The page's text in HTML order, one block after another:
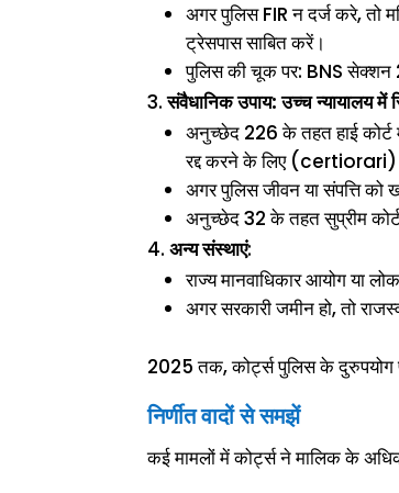
अगर पुलिस FIR न दर्ज करे,
ट्रेसपास साबित करें।
पुलिस की चूक पर: BNS सेक्शन
संवैधानिक उपाय: उच्च न्यायालय में
अनुच्छेद 226 के तहत हाई
रद्द करने के लिए (certiorari)
अगर पुलिस जीवन या संपत्ति को
अनुच्छेद 32 के तहत सुप्रीम
अन्य संस्थाएं:
राज्य मानवाधिकार आयोग या
अगर सरकारी जमीन हो, तो
2025 तक, कोर्ट्स पुलिस के दुरुपयोग
निर्णीत वादों से समझें
कई मामलों में कोर्ट्स ने मालिक के